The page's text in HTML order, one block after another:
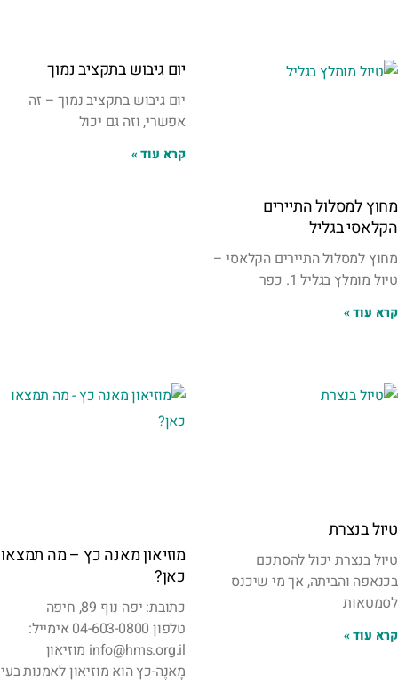
מחוץ למסלול התיירים
הקלאסי בגליל
מחוץ למסלול התיירים הקלאסי –
טיול מומלץ בגליל 1. כפר
קרא עוד »
יום גיבוש בתקציב נמוך
יום גיבוש בתקציב נמוך – זה
אפשרי, וזה גם יכול
קרא עוד »
טיול בנצרת
טיול בנצרת יכול להסתכם
בכנאפה והביתה, אך מי שיכנס
לסמטאות
קרא עוד »
מוזיאון מאנה כץ – מה תמצאו
כאן?
כתובת: יפה נוף 89, חיפה
טלפון 04-603-0800 אימייל:
info@hms.org.il מוזיאון
מָאנֶה-כּץ הוא מוזיאון לאמנות